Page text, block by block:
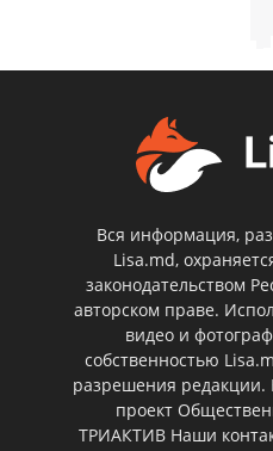
Вся информация,
Lisa.md,
законодательством
авторском праве.
видео и
собственностью
разрешения
проект
ТРИАКТИВ Наши